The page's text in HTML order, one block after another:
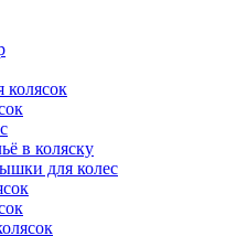
колясок
в коляску
для колес